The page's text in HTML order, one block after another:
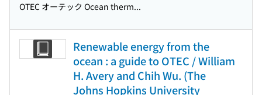
OTEC オーテック Ocean therm...
Renewable energy from the
ocean : a guide to OTEC / William
H. Avery and Chih Wu. (The
Johns Hopkins University